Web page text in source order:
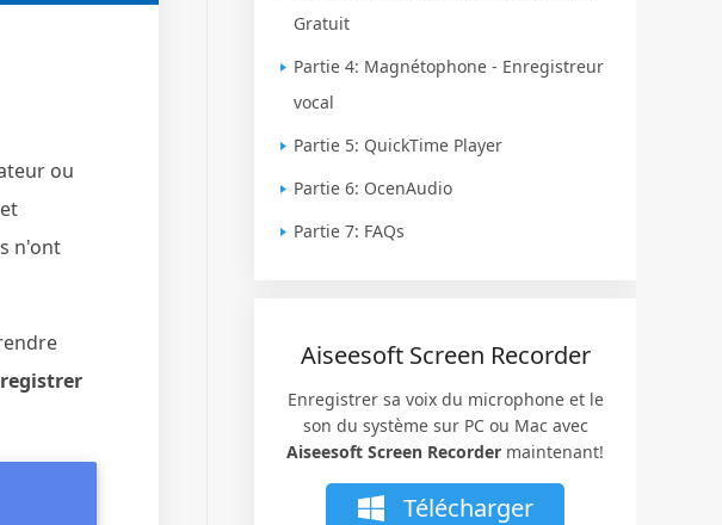
ou
n'ont
Gratuit
Partie 4: Magnétophone - Enregistreur
vocal
Partie 5: QuickTime Player
Partie 6: OcenAudio
Partie 7: FAQs
Aiseesoft Screen Recorder
Enregistrer sa voix du microphone et le
son du système sur PC ou Mac avec
Aiseesoft Screen Recorder maintenant!
Télécharger